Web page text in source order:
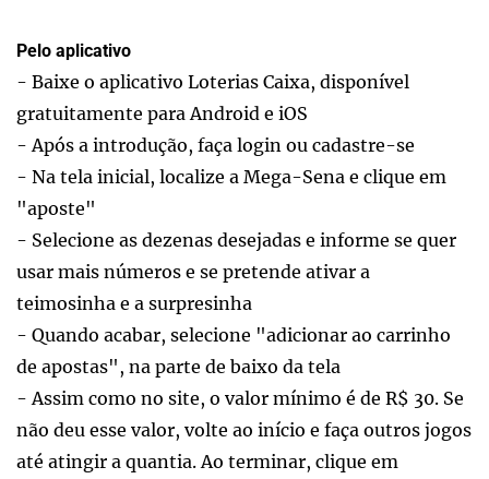
Pelo aplicativo
- Baixe o aplicativo Loterias Caixa, disponível
gratuitamente para Android e iOS
- Após a introdução, faça login ou cadastre-se
- Na tela inicial, localize a Mega-Sena e clique em
"aposte"
- Selecione as dezenas desejadas e informe se quer
usar mais números e se pretende ativar a
teimosinha e a surpresinha
- Quando acabar, selecione "adicionar ao carrinho
de apostas", na parte de baixo da tela
- Assim como no site, o valor mínimo é de R$ 30. Se
não deu esse valor, volte ao início e faça outros jogos
até atingir a quantia. Ao terminar, clique em